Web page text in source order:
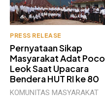
PRESS RELEASE
Pernyataan Sikap
Masyarakat Adat Poco
Leok Saat Upacara
Bendera HUT RI ke 80
KOMUNITAS MASYARAKAT